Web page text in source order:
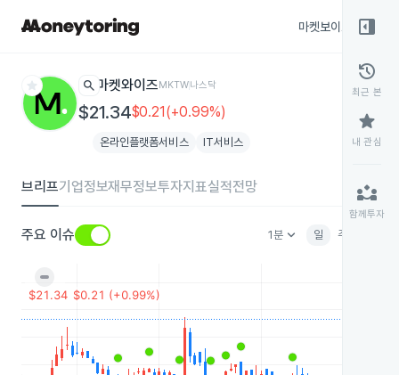
마켓보이스
star search 마켓와이즈MKTW나스닥
$21.34$0.21(+0.99%)
온라인플랫폼서비스 IT서비스
브리프기업정보재무정보투자지표실적전망
주요 이슈 1분keyboard_arrow_down 일 주
right_panel_open
history
최근 본
star
내 관심
partner_exchange
함께투자